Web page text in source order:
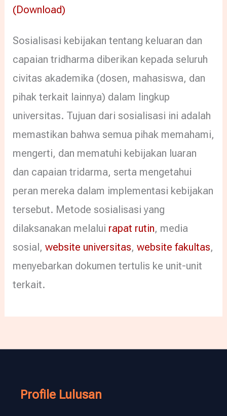
(Download)
Sosialisasi kebijakan tentang keluaran dan
capaian tridharma diberikan kepada seluruh
civitas akademika (dosen, mahasiswa, dan
pihak terkait lainnya) dalam lingkup
universitas. Tujuan dari sosialisasi ini adalah
memastikan bahwa semua pihak memahami,
mengerti, dan mematuhi kebijakan luaran
dan capaian tridarma, serta mengetahui
peran mereka dalam implementasi kebijakan
tersebut. Metode sosialisasi yang
dilaksanakan melalui rapat rutin, media
sosial, website universitas, website fakultas,
menyebarkan dokumen tertulis ke unit-unit
terkait.
Profile Lulusan